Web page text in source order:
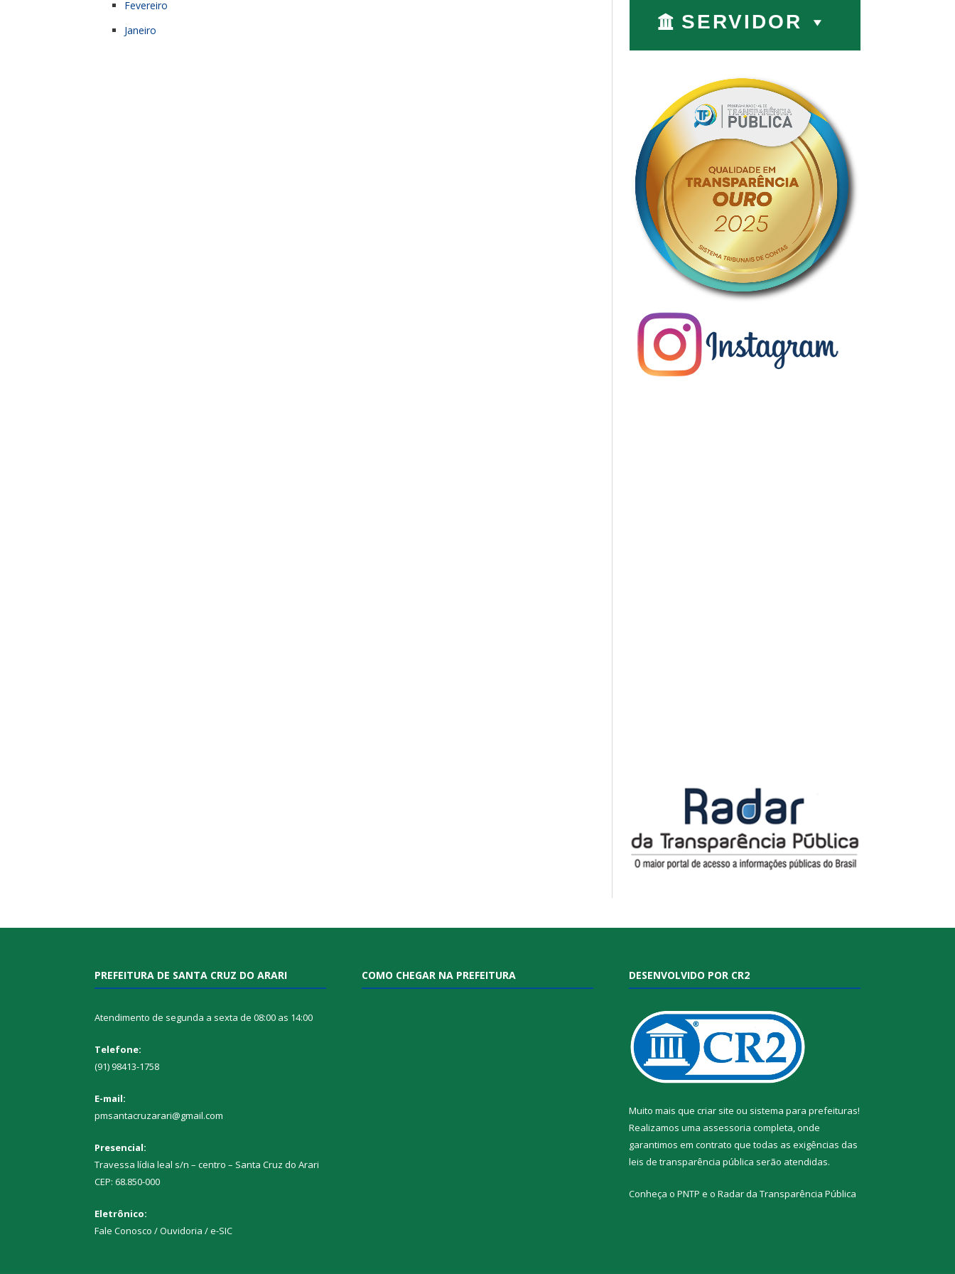
Fevereiro
Janeiro
SERVIDOR
PREFEITURA DE SANTA CRUZ DO ARARI
Atendimento de segunda a sexta de 08:00 as 14:00
Telefone:
(91) 98413-1758
E-mail:
pmsantacruzarari@gmail.com
Presencial:
Travessa lídia leal s/n – centro – Santa Cruz do Arari
CEP: 68.850-000
Eletrônico:
Fale Conosco / Ouvidoria / e-SIC
COMO CHEGAR NA PREFEITURA DESENVOLVIDO POR CR2
Muito mais que criar site ou sistema para prefeituras!
Realizamos uma assessoria completa, onde
garantimos em contrato que todas as exigências das
leis de transparência pública serão atendidas.
Conheça o PNTP e o Radar da Transparência Pública